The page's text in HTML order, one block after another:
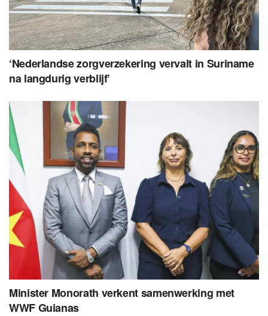
‘Nederlandse zorgverzekering vervalt in Suriname
na langdurig verblijf’
Minister Monorath verkent samenwerking met
WWF Guianas